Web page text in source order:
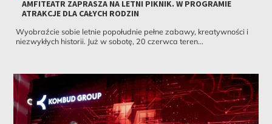
AMFITEATR ZAPRASZA NA LETNI PIKNIK. W PROGRAMIE
ATRAKCJE DLA CAŁYCH RODZIN
Wyobraźcie sobie letnie popołudnie pełne zabawy, kreatywności i
niezwykłych historii. Już w sobotę, 20 czerwca teren...